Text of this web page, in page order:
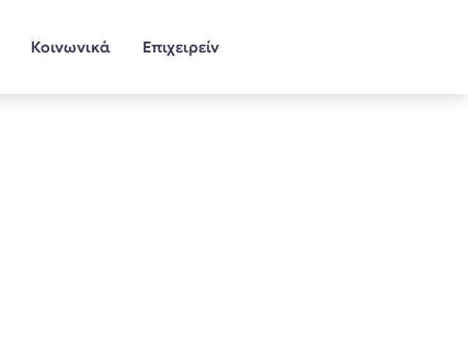
Κοινωνικά Επιχειρείν